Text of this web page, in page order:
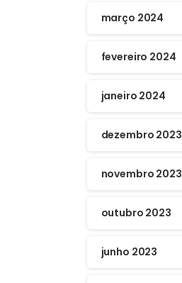
março 2024
fevereiro 2024
janeiro 2024
dezembro 2023
novembro 2023
outubro 2023
junho 2023